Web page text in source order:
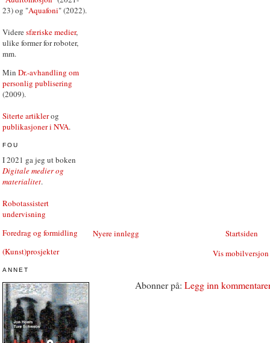
23) og "Aquafoni" (2022).
Videresfæriske medier,
ulike former for roboter,
mm.
Min Dr.-avhandling om
personlig publisering
(2009).
Siterte artiklerog
publikasjoner i NVA.
FOU
I 2021 ga jeg ut boken
Digitale medier og
materialitet.
Robotassistert
undervisning
Foredrag og formidling
(Kunst)prosjekter
ANNET
Nyere innlegg
Startsiden
Vis mobilversjon
Abonner på: Legg inn